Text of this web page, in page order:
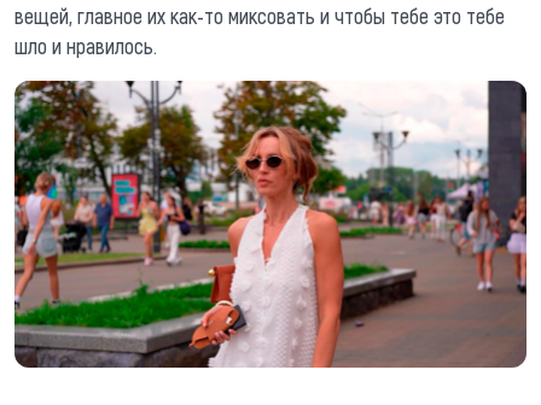
вещей, главное их как-то миксовать и чтобы тебе это тебе
шло и нравилось.